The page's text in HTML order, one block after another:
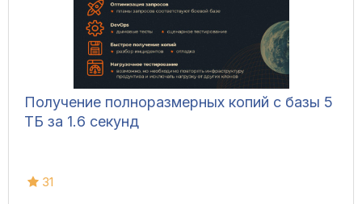
Получение полноразмерных копий с базы 5
ТБ за 1.6 секунд
31